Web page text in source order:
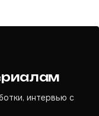
интервью с